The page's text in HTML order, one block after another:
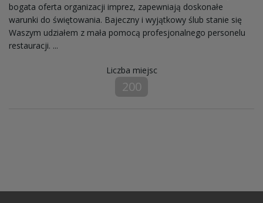
bogata oferta organizacji imprez, zapewniają doskonałe
warunki do świętowania. Bajeczny i wyjątkowy ślub stanie się
Waszym udziałem z mała pomocą profesjonalnego personelu
restauracji. ...
Liczba miejsc
200